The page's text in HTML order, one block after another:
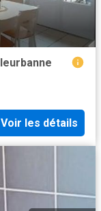
Voir les détails